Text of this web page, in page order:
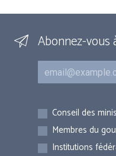
Abonnez-vous
Courriel
Inscriptions
Conseil des
Membres du
Institutions